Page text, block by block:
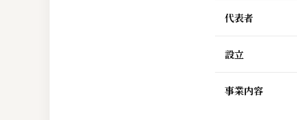
代表者
設立
事業内容